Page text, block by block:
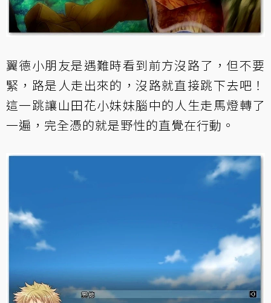
翼德小朋友是遇難時看到前方沒路了，但不要
緊，路是人走出來的，沒路就直接跳下去吧！
這一跳讓山田花小妹妹腦中的人生走馬燈轉了
一遍，完全憑的就是野性的直覺在行動。